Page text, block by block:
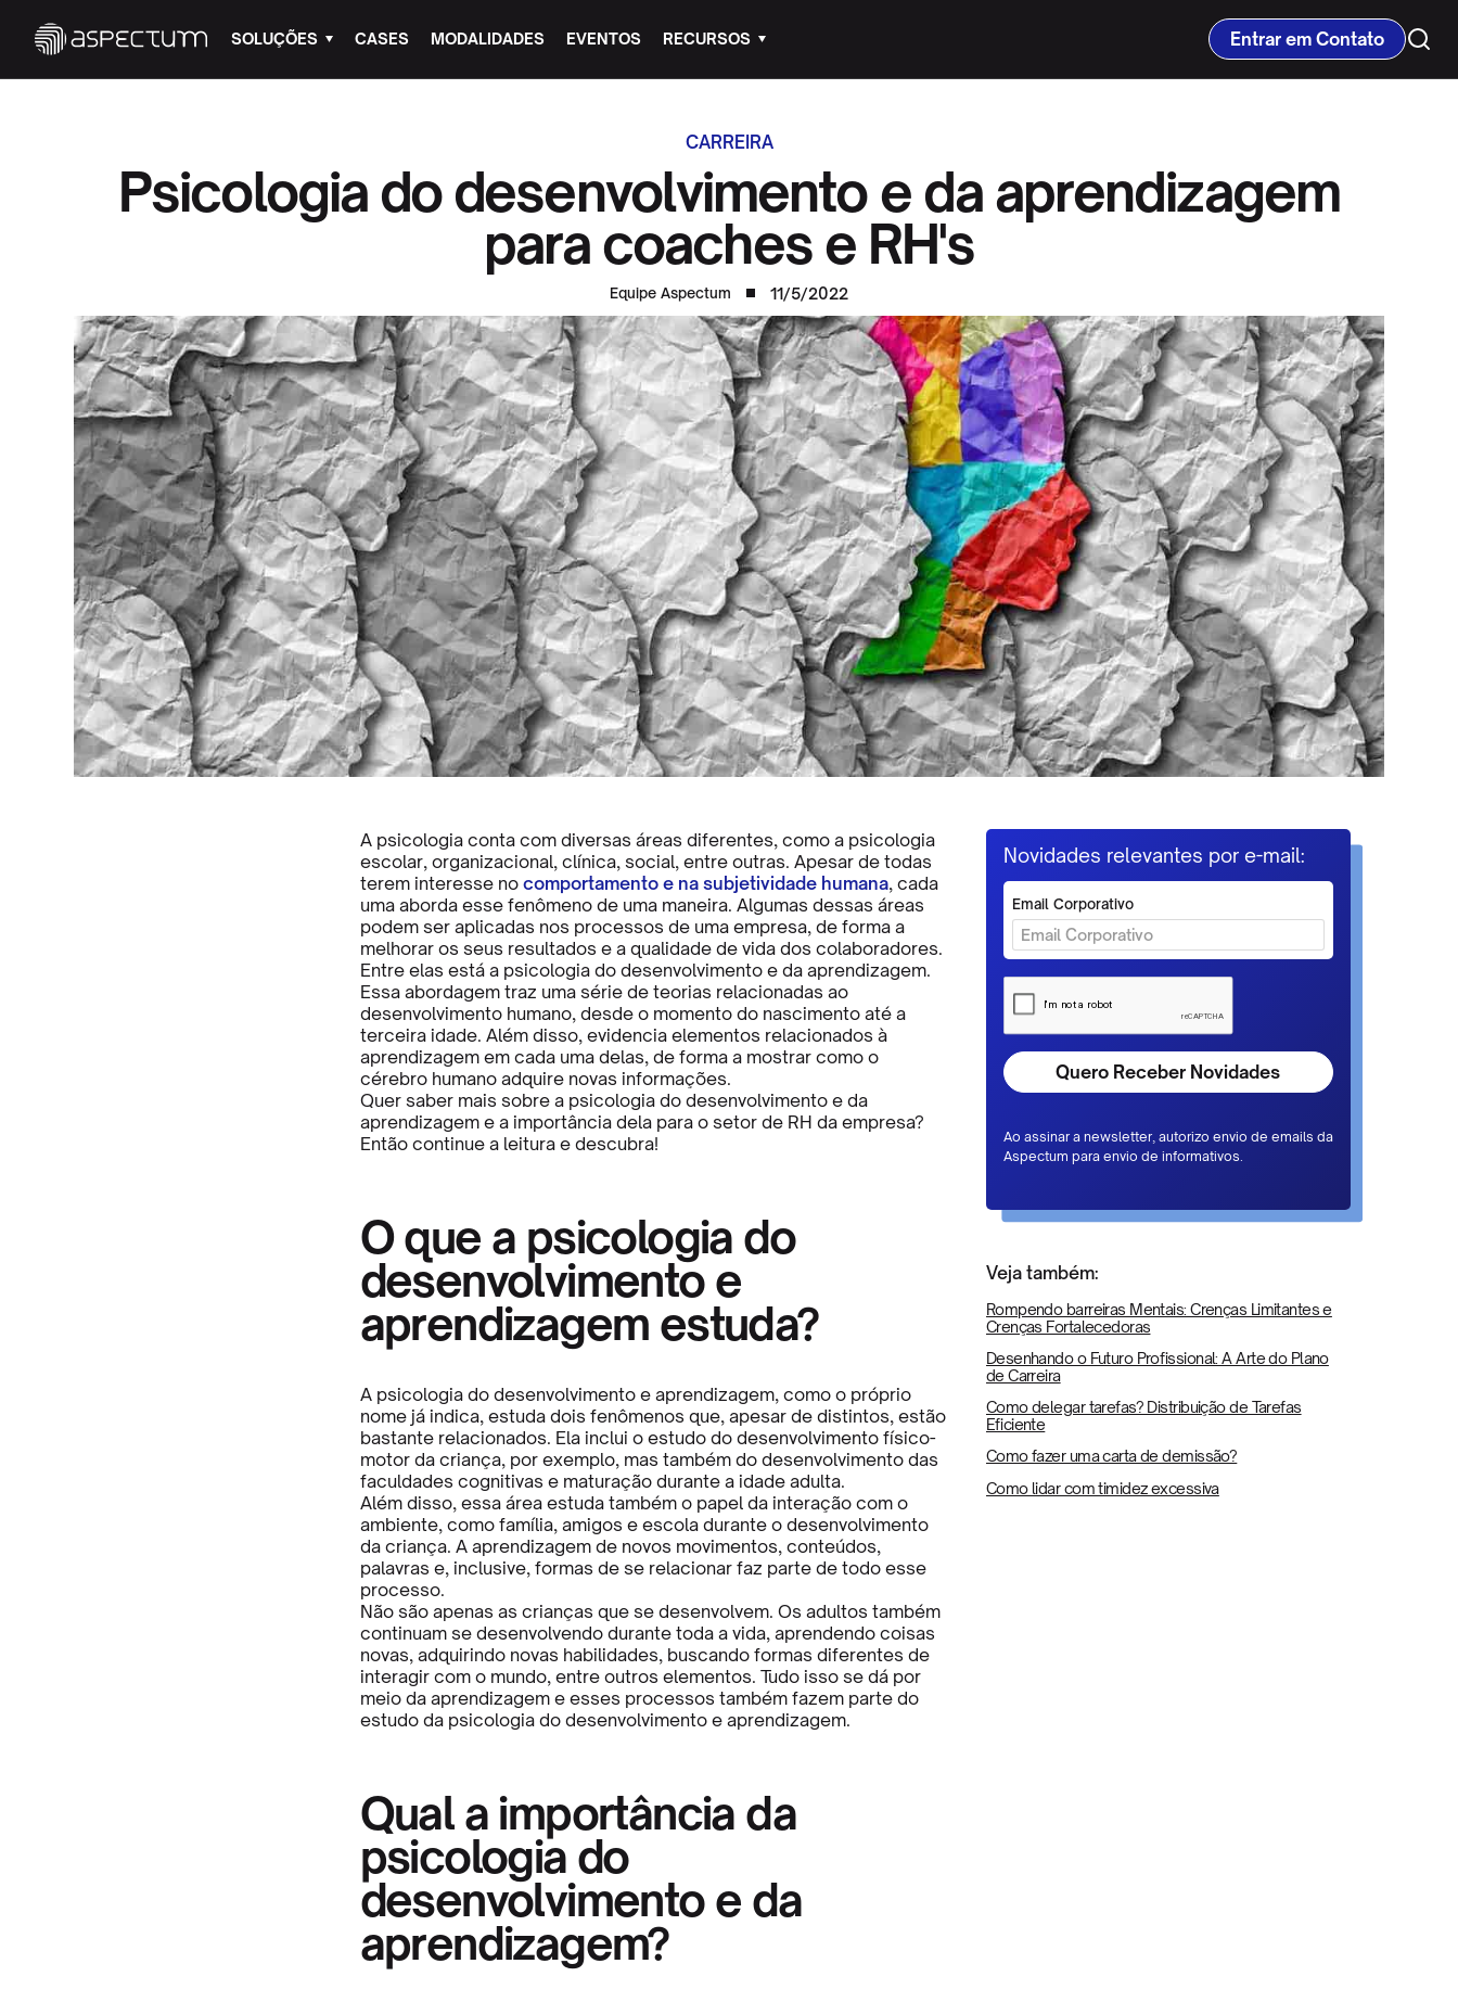
SOLUÇÕES CASES MODALIDADES EVENTOS RECURSOS Entrar em Contato
CARREIRA
Psicologia do desenvolvimento e da aprendizagem
para coaches e RH's
Equipe Aspectum 11/5/2022
A psicologia conta com diversas áreas diferentes, como a psicologia
escolar, organizacional, clínica, social, entre outras. Apesar de todas
terem interesse no comportamento e na subjetividade humana, cada
uma aborda esse fenômeno de uma maneira. Algumas dessas áreas
podem ser aplicadas nos processos de uma empresa, de forma a
melhorar os seus resultados e a qualidade de vida dos colaboradores.
Entre elas está a psicologia do desenvolvimento e da aprendizagem.
Essa abordagem traz uma série de teorias relacionadas ao
desenvolvimento humano, desde o momento do nascimento até a
terceira idade. Além disso, evidencia elementos relacionados à
aprendizagem em cada uma delas, de forma a mostrar como o
cérebro humano adquire novas informações.
Quer saber mais sobre a psicologia do desenvolvimento e da
aprendizagem e a importância dela para o setor de RH da empresa?
Então continue a leitura e descubra!
O que a psicologia do
desenvolvimento e
aprendizagem estuda?
A psicologia do desenvolvimento e aprendizagem, como o próprio
nome já indica, estuda dois fenômenos que, apesar de distintos, estão
bastante relacionados. Ela inclui o estudo do desenvolvimento físico-
motor da criança, por exemplo, mas também do desenvolvimento das
faculdades cognitivas e maturação durante a idade adulta.
Além disso, essa área estuda também o papel da interação com o
ambiente, como família, amigos e escola durante o desenvolvimento
da criança. A aprendizagem de novos movimentos, conteúdos,
palavras e, inclusive, formas de se relacionar faz parte de todo esse
processo.
Não são apenas as crianças que se desenvolvem. Os adultos também
continuam se desenvolvendo durante toda a vida, aprendendo coisas
novas, adquirindo novas habilidades, buscando formas diferentes de
interagir com o mundo, entre outros elementos. Tudo isso se dá por
meio da aprendizagem e esses processos também fazem parte do
estudo da psicologia do desenvolvimento e aprendizagem.
Qual a importância da
psicologia do
desenvolvimento e da
aprendizagem?
Novidades relevantes por e-mail:
Email Corporativo
Ao assinar a newsletter, autorizo envio de emails da
Aspectum para envio de informativos.
Veja também:
Rompendo barreiras Mentais: Crenças Limitantes e
Crenças Fortalecedoras
Desenhando o Futuro Profissional: A Arte do Plano
de Carreira
Como delegar tarefas? Distribuição de Tarefas
Eficiente
Como fazer uma carta de demissão?
Como lidar com timidez excessiva